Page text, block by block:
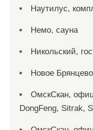
Наутилус,
Немо, сауна
Никольский,
Новое
ОмскСкан,
DongFeng, Sitrak,